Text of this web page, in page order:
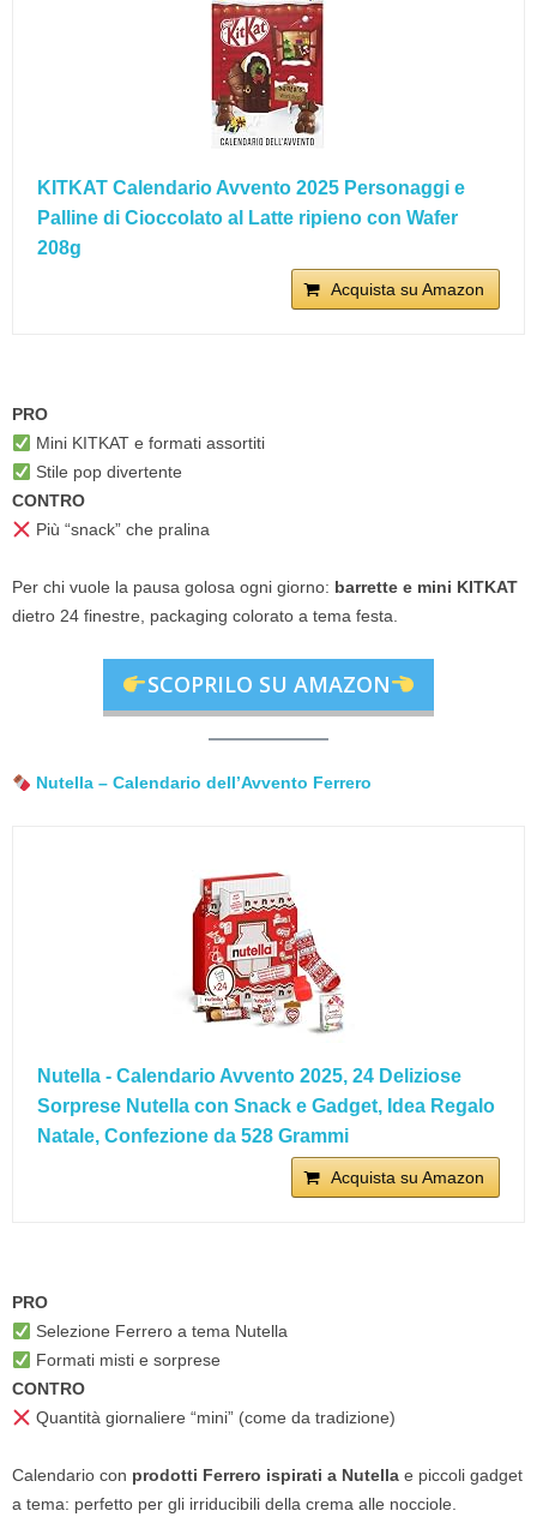
KITKAT Calendario Avvento 2025 Personaggi e
Palline di Cioccolato al Latte ripieno con Wafer
208g
Acquista su Amazon
PRO
Mini KITKAT e formati assortiti
Stile pop divertente
CONTRO
Più “snack” che pralina
Per chi vuole la pausa golosa ogni giorno: barrette e mini KITKAT
dietro 24 finestre, packaging colorato a tema festa.
SCOPRILO SU AMAZON
Nutella – Calendario dell’Avvento Ferrero
Nutella - Calendario Avvento 2025, 24 Deliziose
Sorprese Nutella con Snack e Gadget, Idea Regalo
Natale, Confezione da 528 Grammi
Acquista su Amazon
PRO
Selezione Ferrero a tema Nutella
Formati misti e sorprese
CONTRO
Quantità giornaliere “mini” (come da tradizione)
Calendario con prodotti Ferrero ispirati a Nutella e piccoli gadget
a tema: perfetto per gli irriducibili della crema alle nocciole.